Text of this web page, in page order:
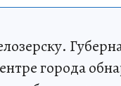
города